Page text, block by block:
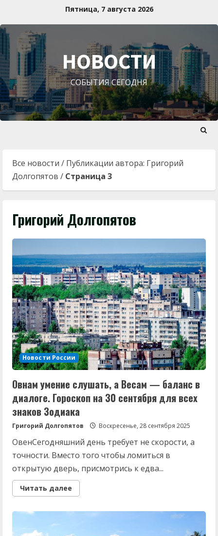
содержимому
Пятница, 7 августа 2026
НОВОСТИ
СОБЫТИЯ СЕГОДНЯ
Все новости / Публикации автора: Григорий
Долгопятов / Страница 3
Григорий Долгопятов
Новости России
Овнам умение слушать, а Весам — баланс в
диалоге. Гороскоп на 30 сентября для всех
знаков Зодиака
Григорий Долгопятов Воскресенье, 28 сентября 2025
ОвенСегодняшний день требует не скорости, а
точности. Вместо того чтобы ломиться в
открытую дверь, присмотрись к едва...
Читать далее
more